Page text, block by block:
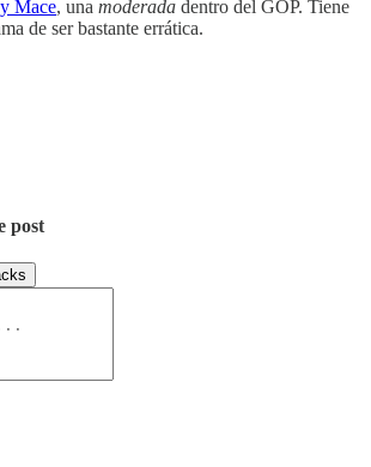
Mace, una moderada dentro del GOP. Tiene
de ser bastante errática.
post